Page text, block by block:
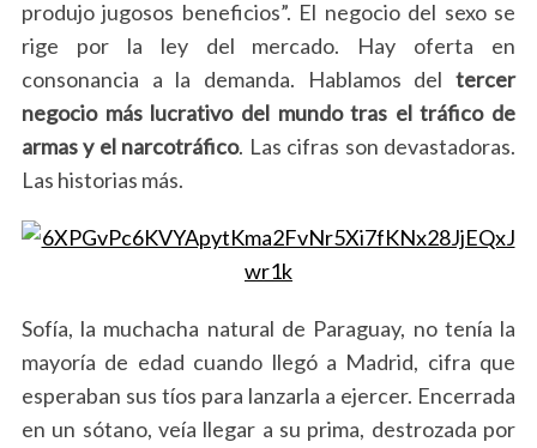
produjo jugosos beneficios”. El negocio del sexo se
rige por la ley del mercado. Hay oferta en
consonancia a la demanda. Hablamos deltercer
negocio más lucrativo del mundo tras el tráfico de
armas y el narcotráfico. Las cifras son devastadoras.
Las historias más.
Sofía, la muchacha natural de Paraguay, no tenía la
mayoría de edad cuando llegó a Madrid, cifra que
esperaban sus tíos para lanzarla a ejercer. Encerrada
en un sótano, veía llegar a su prima, destrozada por